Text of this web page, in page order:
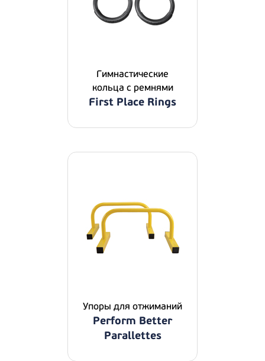
Гимнастические
кольца с ремнями
First Place Rings
Упоры для отжиманий
Perform Better
Parallettes